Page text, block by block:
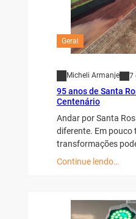
Geral
Micheli Armanje 7
95 anos de Santa
Centenário
Andar por Santa
diferente. Em pouco
transformações
Continue lendo…